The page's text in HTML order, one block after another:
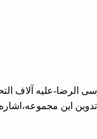
علیه آلاف
تدوین این